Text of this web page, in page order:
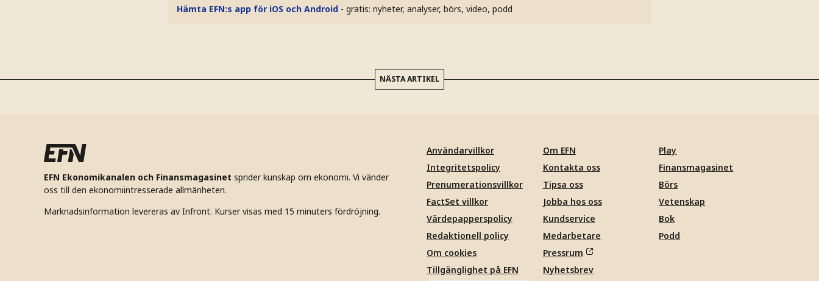
Hämta EFN:s app för iOS och Android - gratis: nyheter, analyser, börs, video, podd
NÄSTA ARTIKEL
EFN Ekonomikanalen och Finansmagasinet sprider kunskap om ekonomi. Vi vänder
oss till den ekonomiintresserade allmänheten.
Marknadsinformation levereras av Infront. Kurser visas med 15 minuters fördröjning.
Användarvillkor
Integritetspolicy
Prenumerationsvillkor
FactSet villkor
Värdepapperspolicy
Redaktionell policy
Om cookies
Tillgänglighet på EFN
Om EFN
Kontakta oss
Tipsa oss
Jobba hos oss
Kundservice
Medarbetare
Pressrum
Nyhetsbrev
Play
Finansmagasinet
Börs
Vetenskap
Bok
Podd